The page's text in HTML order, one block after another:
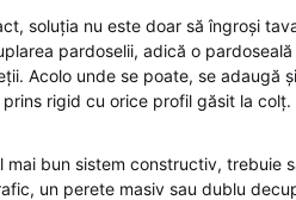
soluția nu este doar să îngroși
pardoselii, adică o
Acolo unde se poate, se adaugă
rigid cu orice profil găsit la colț.
mai bun sistem constructiv, trebuie
un perete masiv sau dublu